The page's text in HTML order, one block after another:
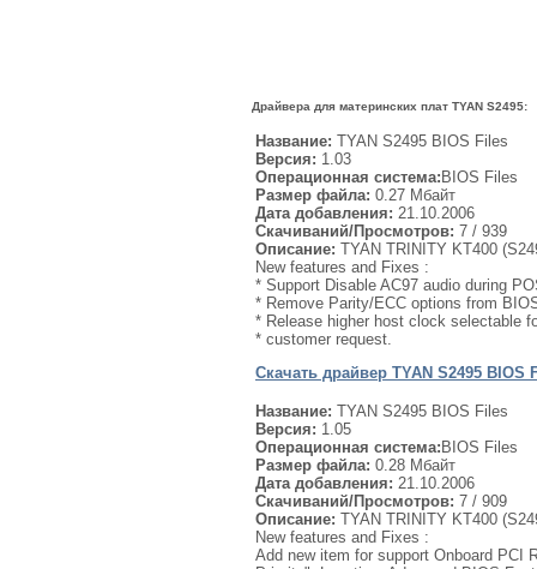
Драйвера для материнских плат TYAN S2495:
Название: TYAN S2495 BIOS Files
Версия: 1.03
Операционная система: BIOS Files
Размер файла: 0.27 Мбайт
Дата добавления: 21.10.2006
Скачиваний/Просмотров: 7 / 939
Описание: TYAN TRINITY KT400
New features and Fixes :
* Support Disable AC97 audio during
* Remove Parity/ECC options from
* Release higher host clock selectable
* customer request.
Скачать драйвер TYAN S2495
Название: TYAN S2495 BIOS Files
Версия: 1.05
Операционная система: BIOS Files
Размер файла: 0.28 Мбайт
Дата добавления: 21.10.2006
Скачиваний/Просмотров: 7 / 909
Описание: TYAN TRINITY KT400
New features and Fixes :
Add new item for support Onboard PCI